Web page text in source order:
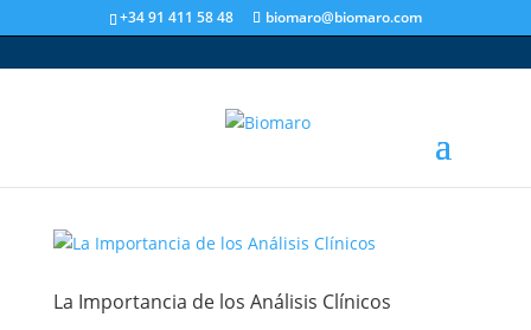
+34 91 411 58 48 biomaro@biomaro.com
La Importancia de los Análisis Clínicos